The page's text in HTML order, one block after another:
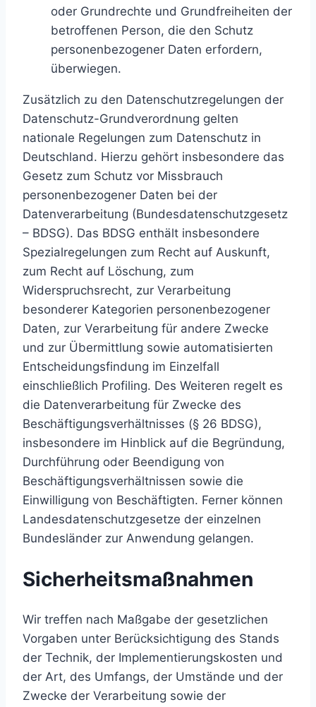
oder Grundrechte und Grundfreiheiten der
betroffenen Person, die den Schutz
personenbezogener Daten erfordern,
überwiegen.
Zusätzlich zu den Datenschutzregelungen der
Datenschutz-Grundverordnung gelten
nationale Regelungen zum Datenschutz in
Deutschland. Hierzu gehört insbesondere das
Gesetz zum Schutz vor Missbrauch
personenbezogener Daten bei der
Datenverarbeitung (Bundesdatenschutzgesetz
– BDSG). Das BDSG enthält insbesondere
Spezialregelungen zum Recht auf Auskunft,
zum Recht auf Löschung, zum
Widerspruchsrecht, zur Verarbeitung
besonderer Kategorien personenbezogener
Daten, zur Verarbeitung für andere Zwecke
und zur Übermittlung sowie automatisierten
Entscheidungsfindung im Einzelfall
einschließlich Profiling. Des Weiteren regelt es
die Datenverarbeitung für Zwecke des
Beschäftigungsverhältnisses (§ 26 BDSG),
insbesondere im Hinblick auf die Begründung,
Durchführung oder Beendigung von
Beschäftigungsverhältnissen sowie die
Einwilligung von Beschäftigten. Ferner können
Landesdatenschutzgesetze der einzelnen
Bundesländer zur Anwendung gelangen.
Sicherheitsmaßnahmen
Wir treffen nach Maßgabe der gesetzlichen
Vorgaben unter Berücksichtigung des Stands
der Technik, der Implementierungskosten und
der Art, des Umfangs, der Umstände und der
Zwecke der Verarbeitung sowie der